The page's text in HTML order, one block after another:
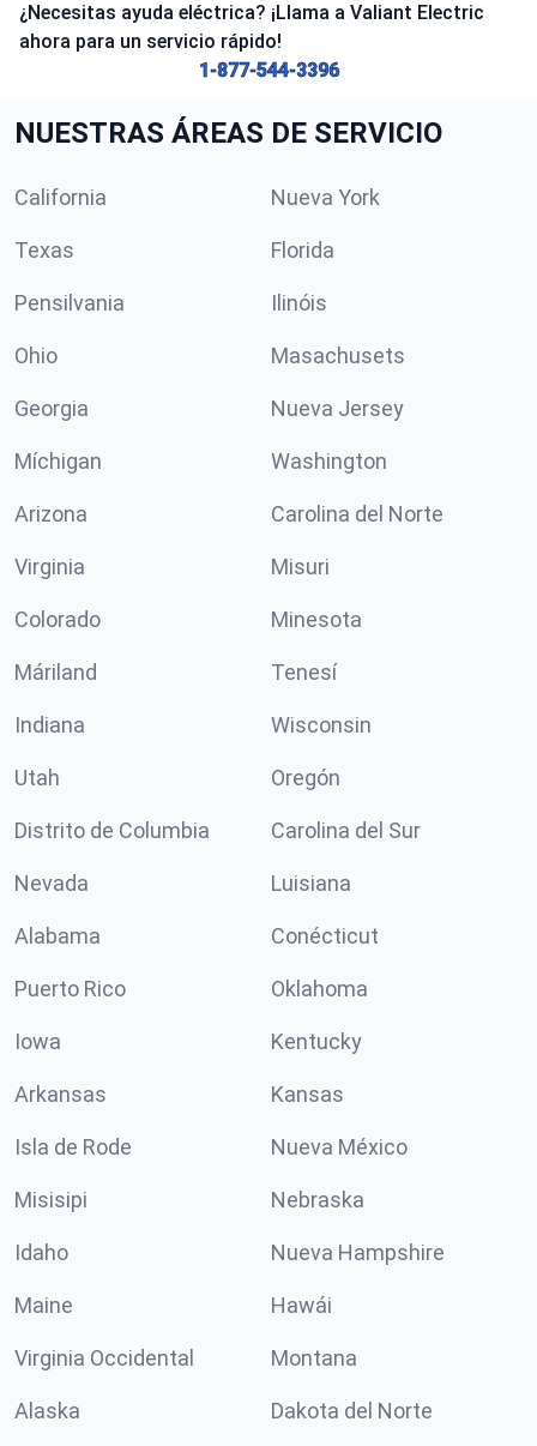
¿Necesitas ayuda eléctrica? ¡Llama a Valiant Electric
ahora para un servicio rápido!
1-877-544-3396
NUESTRAS ÁREAS DE SERVICIO
California Nueva York
Texas Florida
Pensilvania Ilinóis
Ohio Masachusets
Georgia Nueva Jersey
Míchigan Washington
Arizona Carolina del Norte
Virginia Misuri
Colorado Minesota
Máriland Tenesí
Indiana Wisconsin
Utah Oregón
Distrito de Columbia Carolina del Sur
Nevada Luisiana
Alabama Conécticut
Puerto Rico Oklahoma
Iowa Kentucky
Arkansas Kansas
Isla de Rode Nueva México
Misisipi Nebraska
Idaho Nueva Hampshire
Maine Hawái
Virginia Occidental Montana
Alaska Dakota del Norte